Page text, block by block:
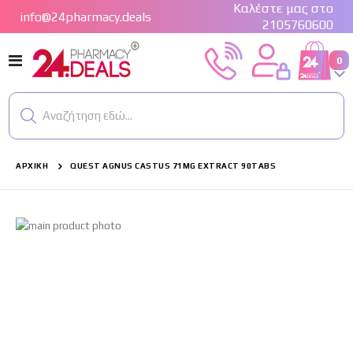
info@24pharmacy.deals
Καλέστε μας στο
2105760600
Εναλλαγή
Πλοήγησης
Cart
0
Αναζήτηση εδώ...
ΑΡΧΙΚΉ QUEST AGNUS CASTUS 71MG EXTRACT 90TABS
Μετάβαση